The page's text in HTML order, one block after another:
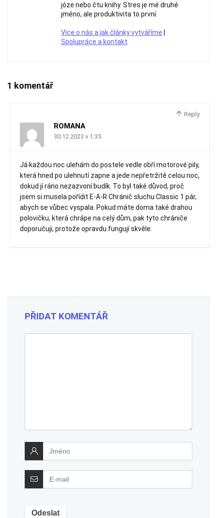
józe nebo čtu knihy. Stres je mé druhé
jméno, ale produktivita to první.
Více o nás a jak články vytváříme
Spolupráce a kontakt
1 komentář
Reply
ROMANA
30.12.2023 v 1:35
Já každou noc ulehám do postele vedle obří motorové pily,
která hned po ulehnutí zapne a jede nepřetržitě celou noc,
dokud jí ráno nezazvoní budík. To byl také důvod, proč
jsem si musela pořídit E-A-R Chránič sluchu Classic 1 pár,
abych se vůbec vyspala. Pokud máte doma také drahou
polovičku, která chrápe na celý dům, pak tyto chrániče
doporučuji, protože opravdu fungují skvěle.
PŘIDAT KOMENTÁŘ